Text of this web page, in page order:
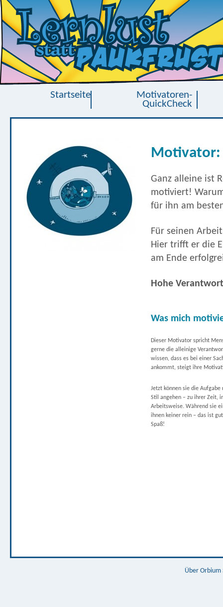
Startseite
Motivatoren-
QuickCheck
Motivator:
Ganz alleine ist
motiviert!
für ihn am
Für seinen
Hier trifft er die
am Ende
Hohe
Was mich
Dieser Motivator spricht
gerne die alleinige
wissen, dass es bei einer
ankommt, steigt ihre
Jetzt können sie die
Stil angehen – zu ihrer Zeit,
Arbeitsweise. Während sie
ihnen keiner rein – das ist
Spaß!
Über Orbium